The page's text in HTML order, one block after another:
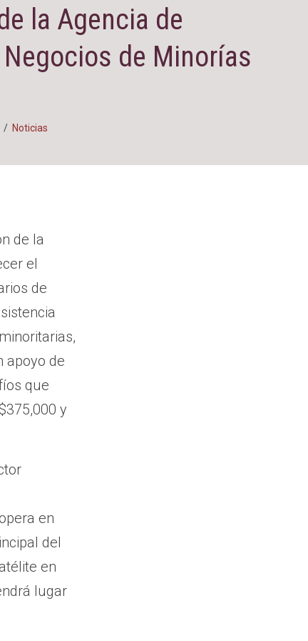
la Agencia de
de Minorías
/ Noticias
de la
el
de
apoyo de
que
y
en
del
en
lugar